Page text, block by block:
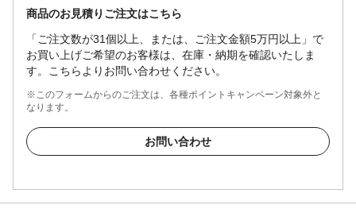
商品のお見積りご注文はこちら
「ご注文数が31個以上、または、ご注文金額5万円以上」で
お買い上げご希望のお客様は、在庫・納期を確認いたしま
す。こちらよりお問い合わせください。
※このフォームからのご注文は、各種ポイントキャンペーン対象外と
なります。
お問い合わせ